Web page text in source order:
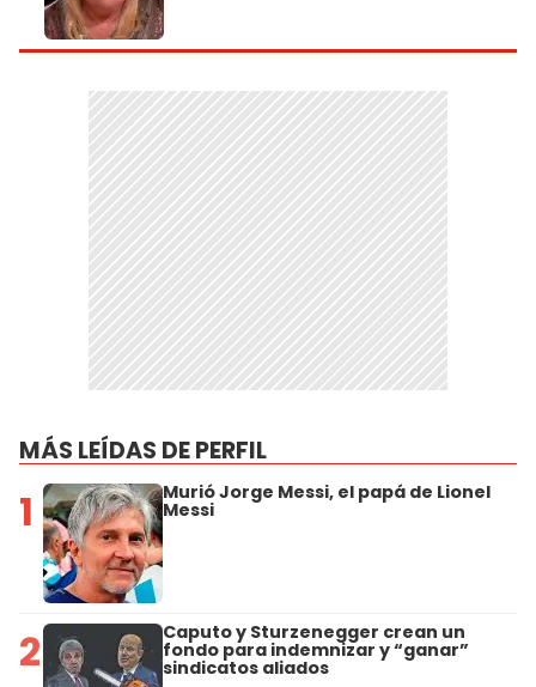
MÁS LEÍDAS DE PERFIL
1 Murió Jorge Messi, el papá de Lionel
Messi
2 Caputo y Sturzenegger crean un
fondo para indemnizar y “ganar”
sindicatos aliados